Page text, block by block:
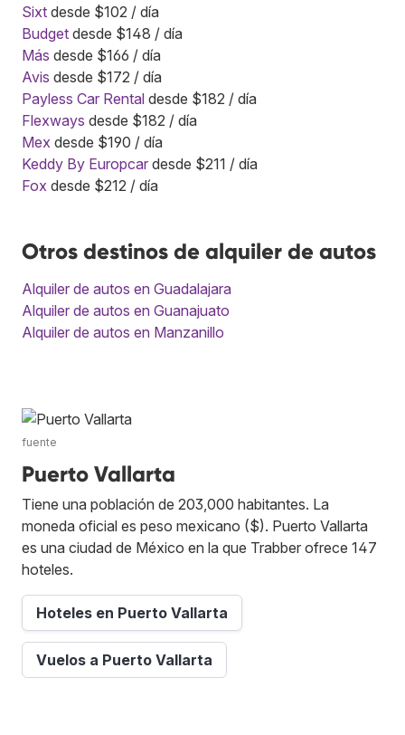
Sixt desde $102 / día
Budget desde $148 / día
Más desde $166 / día
Avis desde $172 / día
Payless Car Rental desde $182 / día
Flexways desde $182 / día
Mex desde $190 / día
Keddy By Europcar desde $211 / día
Fox desde $212 / día
Otros destinos de alquiler de autos
Alquiler de autos en Guadalajara
Alquiler de autos en Guanajuato
Alquiler de autos en Manzanillo
fuente
Puerto Vallarta
Tiene una población de 203,000 habitantes. La
moneda oficial es peso mexicano ($). Puerto Vallarta
es una ciudad de México en la que Trabber ofrece 147
hoteles.
Hoteles en Puerto Vallarta
Vuelos a Puerto Vallarta